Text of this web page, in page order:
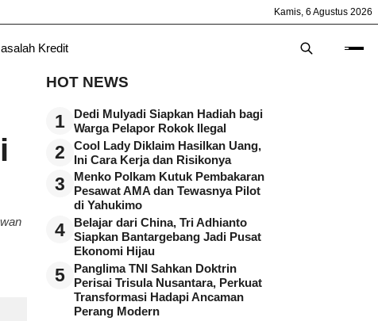
Kamis, 6 Agustus 2026
Kredit
HOT NEWS
1
Dedi Mulyadi Siapkan Hadiah bagi
Warga Pelapor Rokok Ilegal
2
Cool Lady Diklaim Hasilkan Uang,
Ini Cara Kerja dan Risikonya
3
Menko Polkam Kutuk Pembakaran
Pesawat AMA dan Tewasnya Pilot
di Yahukimo
4
Belajar dari China, Tri Adhianto
Siapkan Bantargebang Jadi Pusat
Ekonomi Hijau
5
Panglima TNI Sahkan Doktrin
Perisai Trisula Nusantara, Perkuat
Transformasi Hadapi Ancaman
Perang Modern